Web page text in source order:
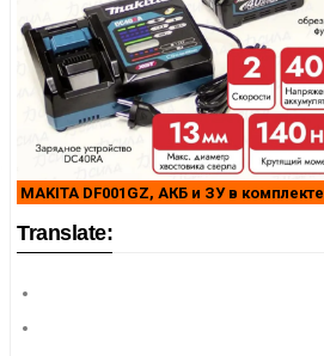
MAKITA DF001GZ, АКБ и ЗУ в комплекте
Translate: